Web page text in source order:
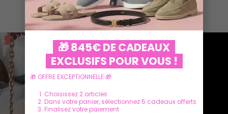
Ils parlent de nous
🎁 845€ DE CADEAUX
EXCLUSIFS POUR VOUS !
🎁 OFFRE EXCEPTIONNELLE 🎁
Choisissez 2 articles
Dans votre panier, sélectionnez 5 cadeaux offerts
Finalisez votre paiement